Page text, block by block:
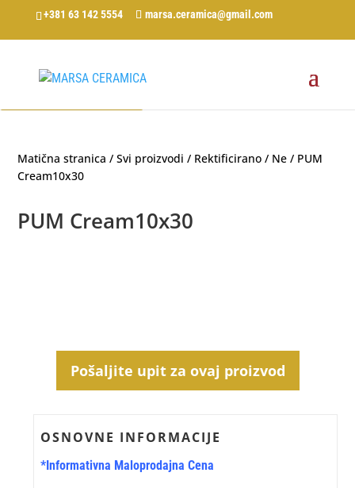
+381 63 142 5554 marsa.ceramica@gmail.com
Matična stranica /Svi proizvodi / Rektificirano / Ne / PUM
Cream10x30
PUM Cream10x30
Pošaljite upit za ovaj proizvod
OSNOVNE INFORMACIJE
*Informativna Maloprodajna Cena